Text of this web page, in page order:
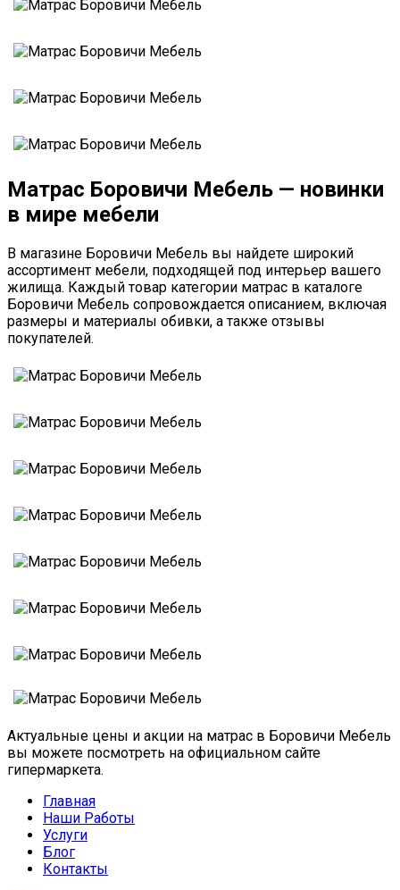
Матрас Боровичи Мебель — новинки
в мире мебели
В магазине Боровичи Мебель вы найдете широкий
ассортимент мебели, подходящей под интерьер вашего
жилища. Каждый товар категории матрас в каталоге
Боровичи Мебель сопровождается описанием, включая
размеры и материалы обивки, а также отзывы
покупателей.
Актуальные цены и акции на матрас в Боровичи Мебель
вы можете посмотреть на официальном сайте
гипермаркета.
Главная
Наши Работы
Услуги
Блог
Контакты